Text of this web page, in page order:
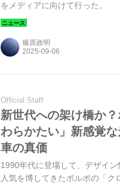
をメディアに向けて行った。
篠原政明
Official Staff
新世代への架け橋か
わらかたい」新感覚
車の真価
1990年代に登場して、デザイ
人気を博してきたボルボの「